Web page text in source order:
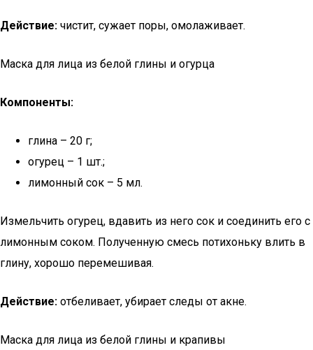
Действие: чистит, сужает поры, омолаживает.
Маска для лица из белой глины и огурца
Компоненты:
глина – 20 г;
огурец – 1 шт.;
лимонный сок – 5 мл.
Измельчить огурец, вдавить из него сок и соединить его с
лимонным соком. Полученную смесь потихоньку влить в
глину, хорошо перемешивая.
Действие: отбеливает, убирает следы от акне.
Маска для лица из белой глины и крапивы